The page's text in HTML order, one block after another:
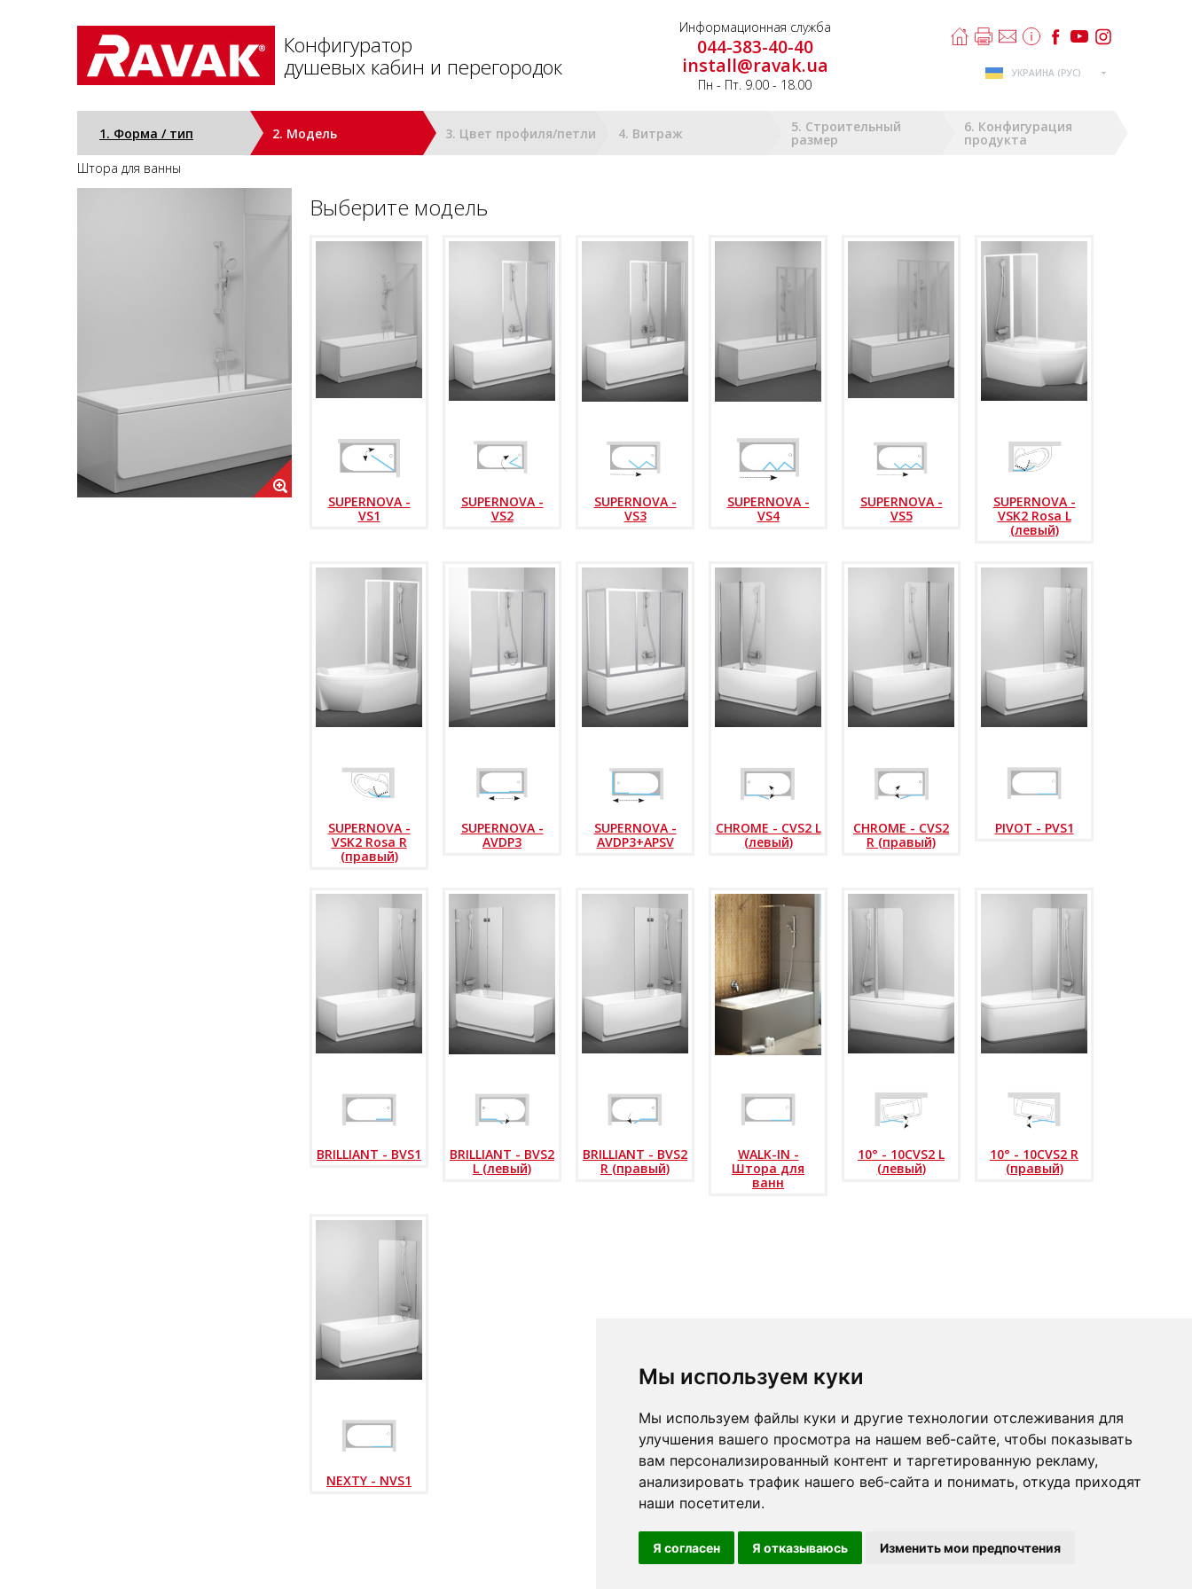
Мы используем куки
Мы используем файлы куки и другие технологии отслеживания для
улучшения вашего просмотра на нашем веб-сайте, чтобы показывать
вам персонализированный контент и таргетированную рекламу,
анализировать трафик нашего веб-сайта и понимать, откуда приходят
наши посетители.
Я согласен Я отказываюсь Изменить мои предпочтения
Конфигуратор
душевых кабин и перегородок
Информационная служба
044-383-40-40
install@ravak.ua
Пн - Пт. 9.00 - 18.00
УКРАИНА (РУС)
1. Форма / тип
Штора для ванны
2. Модель 3. Цвет профиля/петли 4. Витраж 5. Строительный
размер
6. Конфигурация
продукта
Выберите модель
SUPERNOVA -
VS1
SUPERNOVA -
VS2
SUPERNOVA -
VS3
SUPERNOVA -
VS4
SUPERNOVA -
VS5
SUPERNOVA -
VSK2 Rosa L
(левый)
SUPERNOVA -
VSK2 Rosa R
(правый)
SUPERNOVA -
AVDP3
SUPERNOVA -
AVDP3+APSV
CHROME - CVS2 L
(левый)
CHROME - CVS2
R (правый)
PIVOT - PVS1
BRILLIANT - BVS1
BRILLIANT - BVS2
L (левый)
BRILLIANT - BVS2
R (правый)
WALK-IN -
Штора для
ванн
10° - 10CVS2 L
(левый)
10° - 10CVS2 R
(правый)
NEXTY - NVS1
< ВЕРНУТЬСЯ